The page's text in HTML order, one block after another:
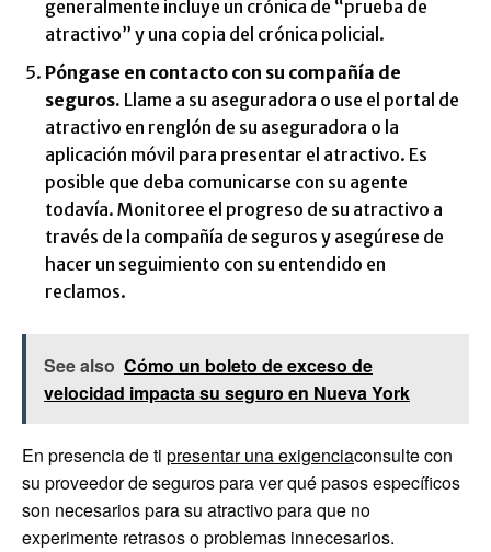
generalmente incluye un crónica de “prueba de
atractivo” y una copia del crónica policial.
Póngase en contacto con su compañía de
seguros. Llame a su aseguradora o use el portal de
atractivo en renglón de su aseguradora o la
aplicación móvil para presentar el atractivo. Es
posible que deba comunicarse con su agente
todavía. Monitoree el progreso de su atractivo a
través de la compañía de seguros y asegúrese de
hacer un seguimiento con su entendido en
reclamos.
See also Cómo un boleto de exceso de
velocidad impacta su seguro en Nueva York
En presencia de ti presentar una exigenciaconsulte con
su proveedor de seguros para ver qué pasos específicos
son necesarios para su atractivo para que no
experimente retrasos o problemas innecesarios.